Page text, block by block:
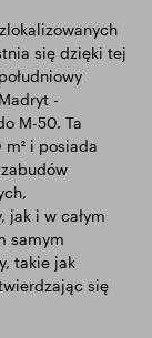
się dzięki tej
-
M-50. Ta
i posiada
jak i w całym
samym
takie jak
się